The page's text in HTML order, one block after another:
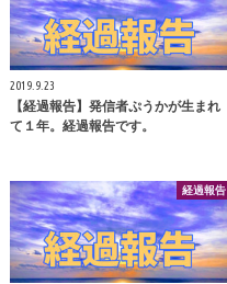
2019.9.23
【経過報告】発信者ぷうかが生まれ
て１年。経過報告です。
経過報告